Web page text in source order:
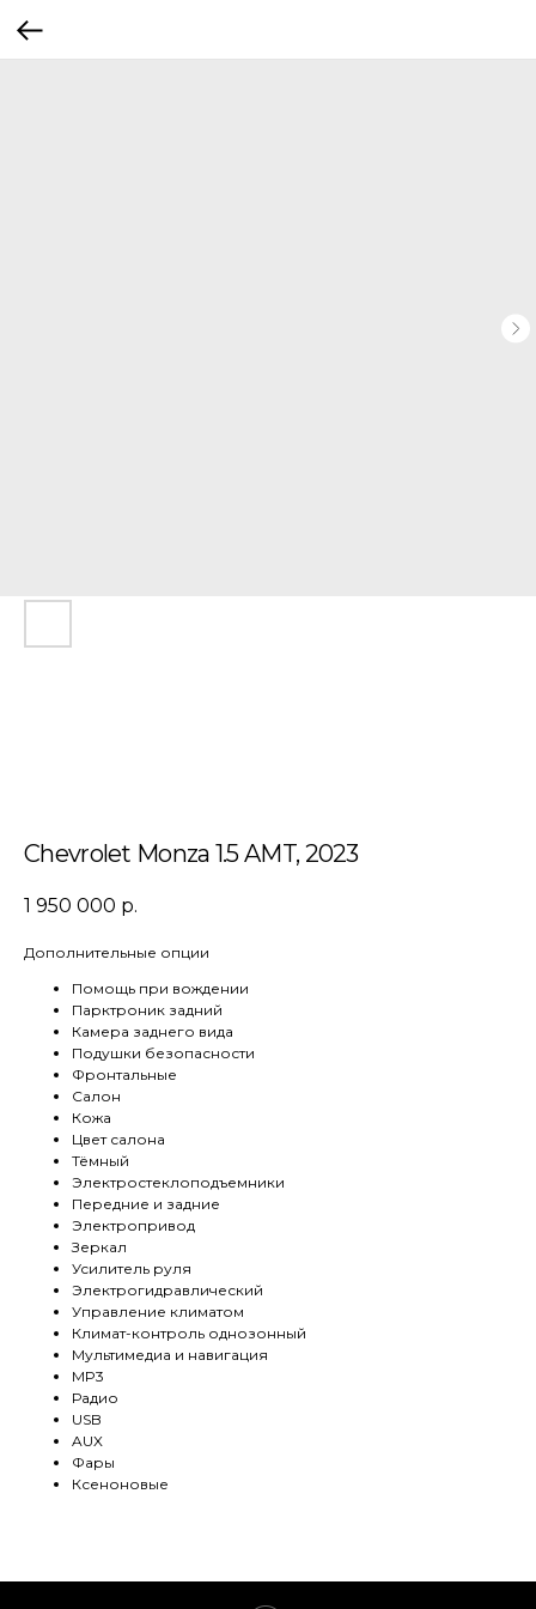
Chevrolet Monza 1.5 AMT, 2023
1 950 000 р.
Дополнительные опции
Помощь при вождении
Парктроник задний
Камера заднего вида
Подушки безопасности
Фронтальные
Салон
Кожа
Цвет салона
Тёмный
Электростеклоподъемники
Передние и задние
Электропривод
Зеркал
Усилитель руля
Электрогидравлический
Управление климатом
Климат-контроль однозонный
Мультимедиа и навигация
MP3
Радио
USB
AUX
Фары
Ксеноновые